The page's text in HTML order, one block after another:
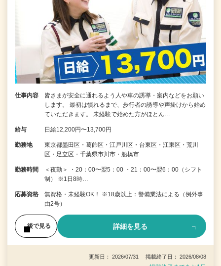
仕事内容
皆さまが安全に通れるよう人や車の誘導・案内などをお願い
します。 最初は慣れるまで、歩行者の誘導や声掛けから始め
ていただきます。 未経験で始めた方がほとん…
給与 日給12,200円〜13,700円
勤務地
東京都墨田区・葛飾区・江戸川区・台東区・江東区・荒川
区・足立区・千葉県市川市・船橋市
勤務時間
＜夜勤＞ ・20：00〜翌5：00 ・21：00〜翌6：00（シフト
制） ※1日8時…
応募資格
無資格・未経験OK！ ※18歳以上：警備業法による（例外事
由2号）
後で見る 詳細を見る
更新日： 2026/07/31 掲載終了日： 2026/08/08